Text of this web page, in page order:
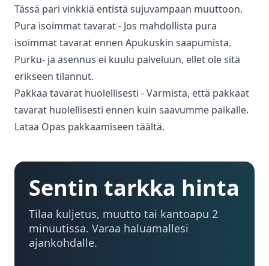
Tässä pari vinkkiä entistä sujuvampaan muuttoon.
Pura isoimmat tavarat - Jos mahdollista pura
isoimmat tavarat ennen Apukuskin saapumista.
Purku- ja asennus ei kuulu palveluun, ellet ole sitä
erikseen tilannut.
Pakkaa tavarat huolellisesti - Varmista, että pakkaat
tavarat huolellisesti ennen kuin saavumme paikalle.
Lataa Opas pakkaamiseen täältä.
Sentin tarkka hinta
Tilaa kuljetus, muutto tai kantoapu 2
minuutissa. Varaa haluamallesi
ajankohdalle.